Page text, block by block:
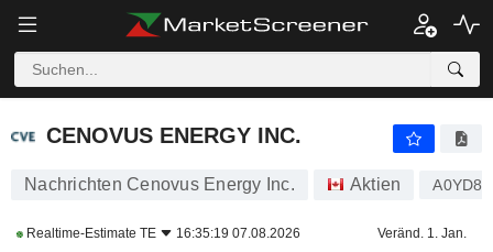
CENOVUS ENERGY INC.
CENOVUS ENERGY INC.
Nachrichten Cenovus Energy Inc. Aktien A0YD8C
Realtime-Estimate TE 16:35:19 07.08.2026 Veränd. 1. Jan.